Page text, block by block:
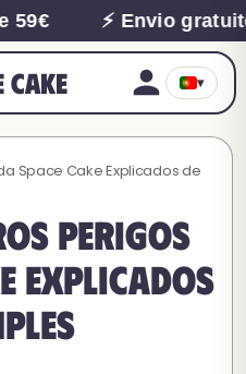
⚡ Envio
Cake ▾
Space Cake Explicados de
Perigos
Explicados